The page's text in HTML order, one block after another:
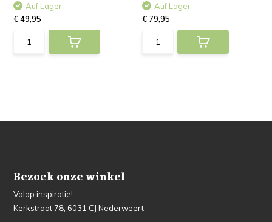
Auf Lager
€ 49,95
Auf Lager
€ 79,95
Bezoek onze winkel
Volop inspiratie!
Kerkstraat 78, 6031 CJ Nederweert